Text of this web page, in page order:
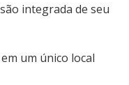
integrada de seu
um único local